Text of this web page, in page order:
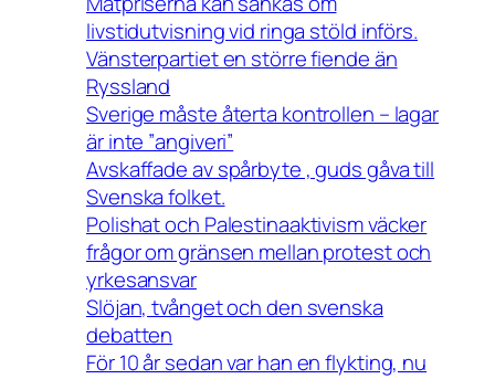
livstidutvisning vid ringa stöld införs.
Vänsterpartiet en större fiende än
Ryssland
Sverige måste återta kontrollen – lagar
är inte ”angiveri”
Avskaffade av spårbyte , guds gåva till
Svenska folket.
Polishat och Palestinaaktivism väcker
frågor om gränsen mellan protest och
yrkesansvar
Slöjan, tvånget och den svenska
debatten
För 10 år sedan var han en flykting, nu